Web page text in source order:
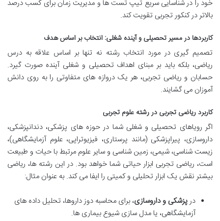
خود را در شناسایی سریع تیپ تست ها و مدیریت زمان برای کسب درصد
بالاتر در کنکور تجربی تقویت کند.
کاربردها در مسیر تحصیلی و آینده شغلی: انتخاب بر اساس هدف
تصمیم گیری در مورد انتخاب رشته نه تنها بر اساس علاقه به درس
ریاضی، بلکه باید بر مبنای اهداف تحصیلی و شغلی آینده صورت گیرد.
حسابان و ریاضی تجربی، هر یک دروازه های متفاوتی را به روی دانش
آموزان می گشایند.
کاربرد ریاضی تجربی در رشته علوم تجربی
اگر رویاهای تحصیلی و شغلی شما در حوزه های پزشکی، دندانپزشکی،
داروسازی، پیراپزشکی (مانند پرستاری، فیزیوتراپی، علوم آزمایشگاهی)،
زیست شناسی، شیمی، زمین شناسی و سایر علوم مرتبط با حیات و طبیعت
است، ریاضی تجربی ابزار حیاتی شما خواهد بود. در این رشته ها، ریاضی
بیشتر نقش یک ابزار تحلیلی و کمیتی را ایفا می کند. به عنوان مثال:
درپزشکی و داروسازی، برای محاسبه دوز داروها، تحلیل داده های
آزمایشگاهی، یا مدل سازی شیوع بیماری ها.